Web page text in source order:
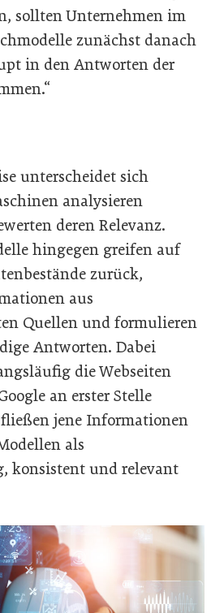
sollten Unternehmen im
zunächst danach
in den Antworten der
unterscheidet sich
analysieren
deren Relevanz.
hingegen greifen auf
zurück,
aus
Quellen und formulieren
Antworten. Dabei
die Webseiten
an erster Stelle
jene Informationen
als
konsistent und relevant